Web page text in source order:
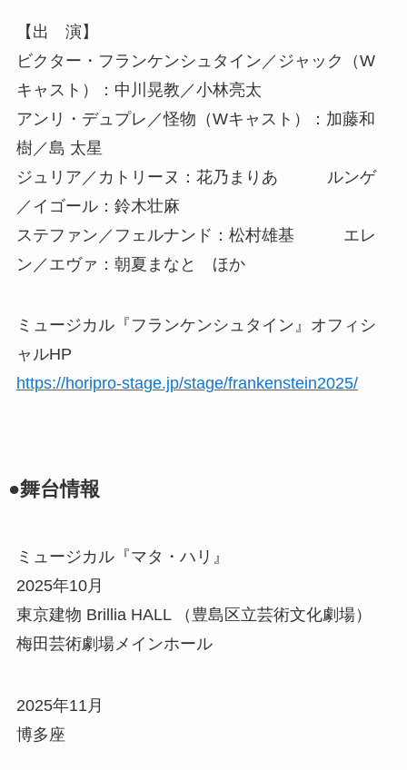
【出 演】
ビクター・フランケンシュタイン／ジャック（W
キャスト）：中川晃教／小林亮太
アンリ・デュプレ／怪物（Wキャスト）：加藤和
樹／島 太星
ジュリア／カトリーヌ：花乃まりあ ルンゲ
／イゴール：鈴木壮麻
ステファン／フェルナンド：松村雄基 エレ
ン／エヴァ：朝夏まなと ほか
ミュージカル『フランケンシュタイン』オフィシ
ャルHP
https://horipro-stage.jp/stage/frankenstein2025/
●舞台情報
ミュージカル『マタ・ハリ』
2025年10月
東京建物 Brillia HALL （豊島区立芸術文化劇場）
梅田芸術劇場メインホール
2025年11月
博多座